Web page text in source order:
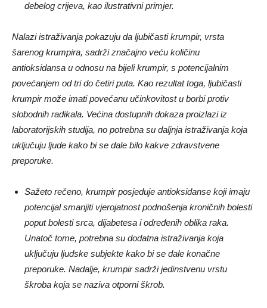
debelog crijeva, kao ilustrativni primjer.
Nalazi istraživanja pokazuju da ljubičasti krumpir, vrsta
šarenog krumpira, sadrži značajno veću količinu
antioksidansa u odnosu na bijeli krumpir, s potencijalnim
povećanjem od tri do četiri puta. Kao rezultat toga, ljubičasti
krumpir može imati povećanu učinkovitost u borbi protiv
slobodnih radikala. Većina dostupnih dokaza proizlazi iz
laboratorijskih studija, no potrebna su daljnja istraživanja koja
uključuju ljude kako bi se dale bilo kakve zdravstvene
preporuke.
Sažeto rečeno, krumpir posjeduje antioksidanse koji imaju
potencijal smanjiti vjerojatnost podnošenja kroničnih bolesti
poput bolesti srca, dijabetesa i određenih oblika raka.
Unatoč tome, potrebna su dodatna istraživanja koja
uključuju ljudske subjekte kako bi se dale konačne
preporuke. Nadalje, krumpir sadrži jedinstvenu vrstu
škroba koja se naziva otporni škrob.